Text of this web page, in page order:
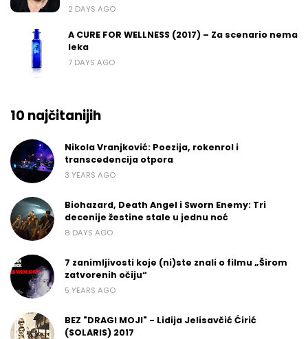
2 DAYS AGO
A CURE FOR WELLNESS (2017) – Za scenario nema
leka
7 DAYS AGO
10 najčitanijih
Nikola Vranjković: Poezija, rokenrol i
transcedencija otpora
3 YEARS AGO
Biohazard, Death Angel i Sworn Enemy: Tri
decenije žestine stale u jednu noć
8 DAYS AGO
7 zanimljivosti koje (ni)ste znali o filmu „Širom
zatvorenih očiju“
5 YEARS AGO
BEZ "DRAGI MOJI" - Lidija Jelisavčić Ćirić
(SOLARIS) 2017